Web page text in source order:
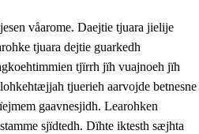
eadtjohkevoete jïh
jïh byjresegoerkesevoete
våarome. Daejtie tjuara jielije
tjuara dejtie guarkedh
tjïrrh jïh vuajnoeh jïh
tjuerieh aarvojde betnesne
gaavnesjidh. Learohken
sjïdtedh. Dïhte iktesth sæjhta